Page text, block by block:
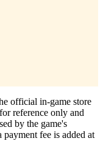
official in-game store
reference only and
by the game's
fee is added at